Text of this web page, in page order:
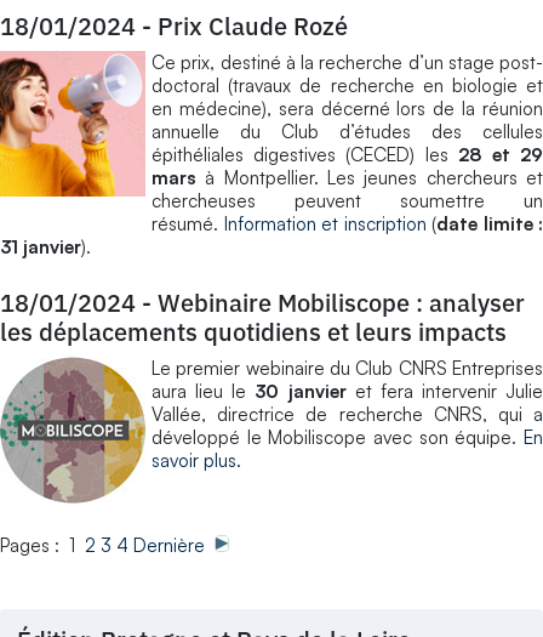
18/01/2024 - Prix Claude Rozé
Ce prix, destiné à la recherche d’un stage post-
doctoral (travaux de recherche en biologie et
en médecine), sera décerné lors de la réunion
annuelle du Club d’études des cellules
épithéliales digestives (CECED) les 28 et 29
mars à Montpellier. Les jeunes chercheurs et
chercheuses peuvent soumettre un
résumé. Information et inscription (date limite :
31 janvier).
18/01/2024 - Webinaire Mobiliscope : analyser
les déplacements quotidiens et leurs impacts
Le premier webinaire du Club CNRS Entreprises
aura lieu le 30 janvieret fera intervenir Julie
Vallée, directrice de recherche CNRS, qui a
développé le Mobiliscope avec son équipe. En
savoir plus.
Pages : 1 2 3 4 Dernière